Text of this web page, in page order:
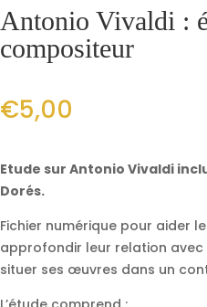
Antonio Vivaldi :
compositeur
€5,00
Etude sur Antonio Vivaldi
Dorés.
Fichier numérique pour aider
approfondir leur relation avec
situer ses œuvres dans un